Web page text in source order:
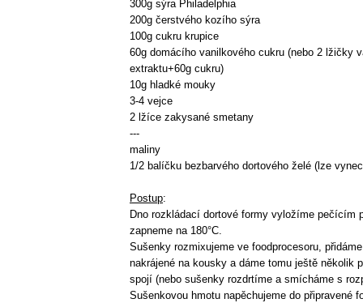
300g sýra Philadelphia
200g čerstvého kozího sýra
100g cukru krupice
60g domácího vanilkového cukru (nebo 2 lžičky
extraktu+60g cukru)
10g hladké mouky
3-4 vejce
2 lžíce zakysané smetany
---
maliny
1/2 balíčku bezbarvého dortového želé (lze
Postup:
Dno rozkládací dortové formy vyložíme pečícím
zapneme na 180°C.
Sušenky rozmixujeme ve foodprocesoru,
nakrájené na kousky a dáme tomu ještě několik
spojí (nebo sušenky rozdrtíme a smícháme s
Sušenkovou hmotu napěchujeme do připravené